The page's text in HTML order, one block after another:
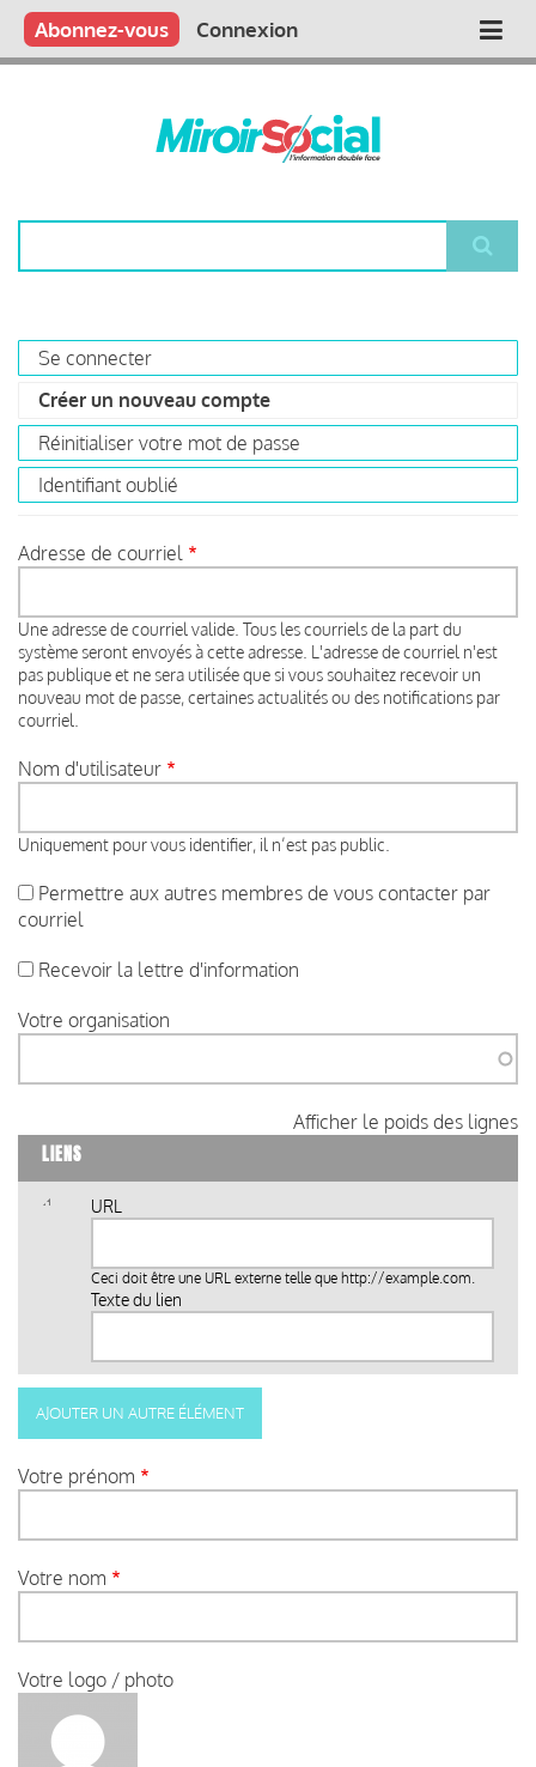
Aller
contenu
Main
Qui sommes nous ?
Vous publiez
Nous publions
Contactez-nous
Abonnez-vous Connexion
Primary
tabs
Se connecter
Créer un nouveau compte
actif)
Réinitialiser votre mot de passe
Identifiant oublié
Adresse de courriel
Une adresse de courriel valide. Tous les courriels de la part du
système seront envoyés à cette adresse. L'adresse de courriel n'est
pas publique et ne sera utilisée que si vous souhaitez recevoir un
nouveau mot de passe, certaines actualités ou des notifications par
courriel.
Nom d'utilisateur
Uniquement pour vous identifier, il n’est pas public.
Permettre aux autres membres de vous contacter par
courriel
Recevoir la lettre d'information
Votre organisation
Afficher le poids des lignes
LIENS
URL
Ceci doit être une URL externe telle que http://example.com.
Texte du lien
Votre prénom
Votre nom
Votre logo / photo